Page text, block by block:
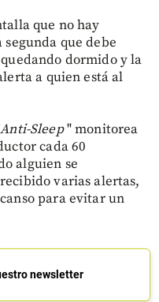
que no hay
que debe
dormido y la
a quien está al
Anti-Sleep" monitorea
cada 60
alguien se
varias alertas,
para evitar un
newsletter